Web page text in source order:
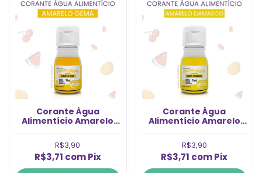
Corante Água
Alimentício Amarelo
R$3,90
R$3,71 com Pix
Corante Água
Alimentício Amarelo
R$3,90
R$3,71 comPix